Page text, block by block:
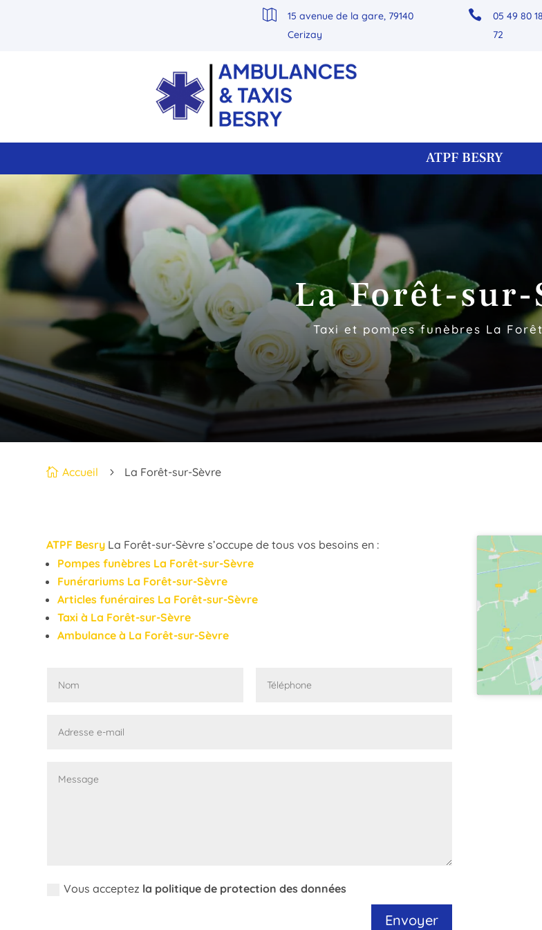

15 avenue de la gare, 79140
Cerizay

05 49 80 18
72
ATPF BESRY
La Forêt-sur-
Taxi et pompes funèbres La
 Accueil 5 La Forêt-sur-Sèvre
ATPF Besry La Forêt-sur-Sèvre s’occupe de tous vos besoins en :
Pompes funèbres La Forêt-sur-Sèvre
Funérariums La Forêt-sur-Sèvre
Articles funéraires La Forêt-sur-Sèvre
Taxi à La Forêt-sur-Sèvre
Ambulance à La Forêt-sur-Sèvre
Vous acceptez la politique de protection des données
Envoyer